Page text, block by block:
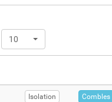
10
Isolation Combles